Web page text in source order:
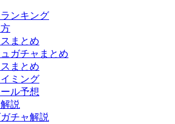
ンキング
まとめ
ガチャまとめ
まとめ
ミング
ル予想
説
チャ解説